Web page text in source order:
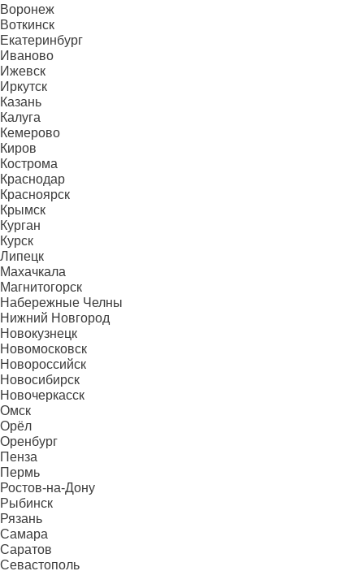
Воронеж
Воткинск
Екатеринбург
Иваново
Ижевск
Иркутск
Казань
Калуга
Кемерово
Киров
Кострома
Краснодар
Красноярск
Крымск
Курган
Курск
Липецк
Махачкала
Магнитогорск
Набережные Челны
Нижний Новгород
Новокузнецк
Новомосковск
Новороссийск
Новосибирск
Новочеркасск
Омск
Орёл
Оренбург
Пенза
Пермь
Ростов-на-Дону
Рыбинск
Рязань
Самара
Саратов
Севастополь